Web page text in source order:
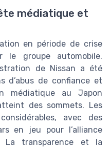
médiatique et
en période de crise
le groupe automobile.
de Nissan a été
d’abus de confiance et
médiatique au Japon
des sommets. Les
avec des
en jeu pour l’alliance
La transparence et la